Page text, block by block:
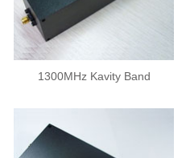
1300MHz Kavity Band